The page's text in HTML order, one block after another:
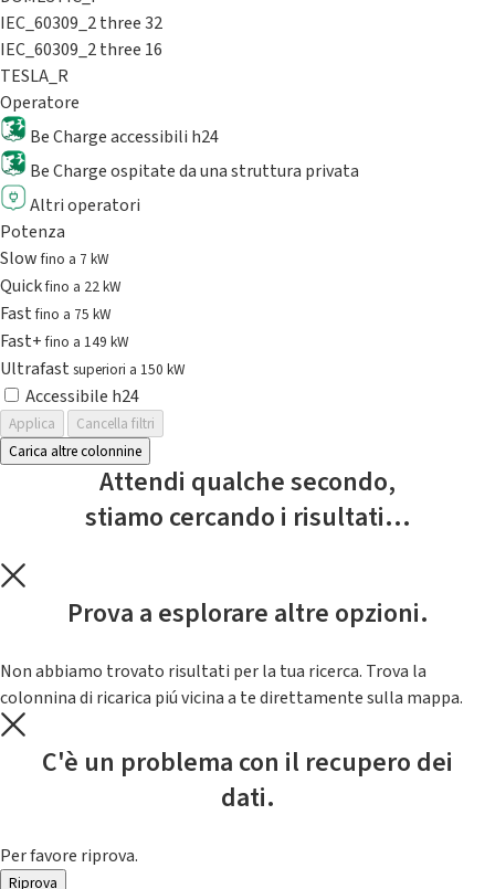
IEC_60309_2 three 32
IEC_60309_2 three 16
TESLA_R
Operatore
Be Charge accessibili h24
Be Charge ospitate da una struttura privata
Altri operatori
Potenza
Slowfino a 7 kW
Quickfino a 22 kW
Fastfino a 75 kW
Fast+fino a 149 kW
Ultrafast superiori a 150 kW
Accessibile h24
Applica
Cancella filtri
Carica altre colonnine
Attendi qualche secondo,
stiamo cercando i risultati...
Prova a esplorare altre opzioni.
Non abbiamo trovato risultati per la tua ricerca. Trova la
colonnina di ricarica piú vicina a te direttamente sulla mappa.
C'è un problema con il recupero dei
dati.
Per favore riprova.
Riprova